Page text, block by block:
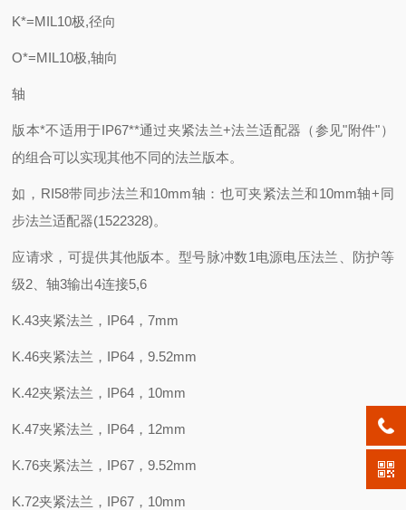
K*=MIL10极,径向
O*=MIL10极,轴向
轴
版本*不适用于IP67**通过夹紧法兰+法兰适配器（参见"附件"）
的组合可以实现其他不同的法兰版本。
如，RI58带同步法兰和10mm轴：也可夹紧法兰和10mm轴+同
步法兰适配器(1522328)。
应请求，可提供其他版本。型号脉冲数1电源电压法兰、防护等
级2、轴3输出4连接5,6
K.43夹紧法兰，IP64，7mm
K.46夹紧法兰，IP64，9.52mm
K.42夹紧法兰，IP64，10mm
K.47夹紧法兰，IP64，12mm
K.76夹紧法兰，IP67，9.52mm
K.72夹紧法兰，IP67，10mm